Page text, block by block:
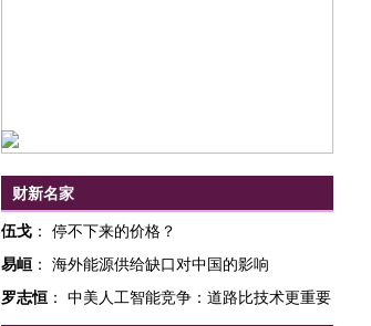
财新名家
伍戈 ： 停不下来的价格？
易峘 ： 海外能源供给缺口对中国的影响
罗志恒 ： 中美人工智能竞争：道路比技术更重要